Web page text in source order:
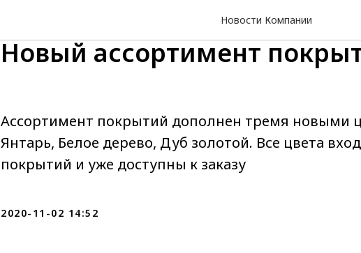
Новости Компании
Новый ассортимент
Ассортимент покрытий дополнен тремя новыми
Янтарь, Белое дерево, Дуб золотой. Все цвета
покрытий и уже доступны к заказу
2020-11-02 14:52